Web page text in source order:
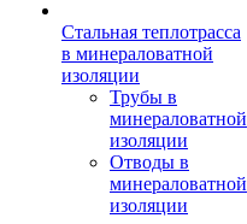
Стальная теплотрасса
в минераловатной
изоляции
Трубы в
минераловатной
изоляции
Отводы в
минераловатной
изоляции